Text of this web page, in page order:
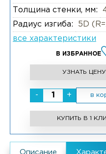
Толщина стенки, мм:
Радиус изгиба:
5D
все характеристики
В ИЗБРАННОЕ
УЗНАТЬ ЦЕНУ
- + в
КУПИТЬ В 1